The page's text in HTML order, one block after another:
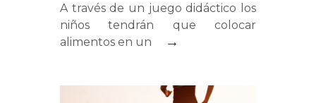
A través de un juego didáctico los
niños tendrán que colocar
alimentos en un
→